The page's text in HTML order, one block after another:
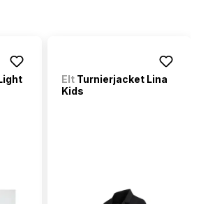
Elt Turnierjacket Lina
Kids